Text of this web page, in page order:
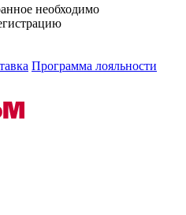
необходимо
Программа лояльности